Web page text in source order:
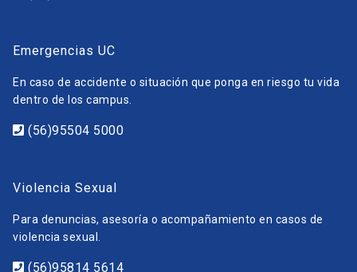
Emergencias UC
En caso de accidente o situación que ponga en riesgo tu vida
dentro de los campus.
(56)95504 5000
Violencia Sexual
Para denuncias, asesoría o acompañamiento en casos de
violencia sexual.
(56)95814 5614